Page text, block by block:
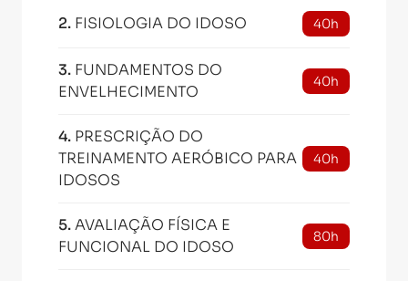
2. FISIOLOGIA DO IDOSO 40h
3. FUNDAMENTOS DO
ENVELHECIMENTO
40h
4. PRESCRIÇÃO DO
TREINAMENTO AERÓBICO PARA
IDOSOS
40h
5.AVALIAÇÃO FÍSICA E
FUNCIONAL DO IDOSO
80h